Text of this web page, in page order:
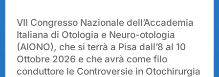
VII Congresso Nazionale dell’Accademia
Italiana di Otologia e Neuro-otologia
(AIONO), che si terrà a Pisa dall’8 al 10
Ottobre 2026 e che avrà come filo
conduttore le Controversie in Otochirurgia